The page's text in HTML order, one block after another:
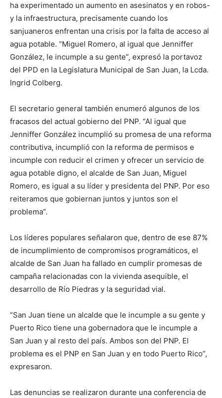
ha experimentado un aumento en asesinatos y en robos-
y la infraestructura, precisamente cuando los
sanjuaneros enfrentan una crisis por la falta de acceso al
agua potable. “Miguel Romero, al igual que Jenniffer
González, le incumple a su gente”, expresó la portavoz
del PPD en la Legislatura Municipal de San Juan, la Lcda.
Ingrid Colberg.
El secretario general también enumeró algunos de los
fracasos del actual gobierno del PNP. “Al igual que
Jenniffer González incumplió su promesa de una reforma
contributiva, incumplió con la reforma de permisos e
incumple con reducir el crimen y ofrecer un servicio de
agua potable digno, el alcalde de San Juan, Miguel
Romero, es igual a su líder y presidenta del PNP. Por eso
reiteramos que gobiernan juntos y juntos son el
problema”.
Los líderes populares señalaron que, dentro de ese 87%
de incumplimiento de compromisos programáticos, el
alcalde de San Juan ha fallado en cumplir promesas de
campaña relacionadas con la vivienda asequible, el
desarrollo de Río Piedras y la seguridad vial.
“San Juan tiene un alcalde que le incumple a su gente y
Puerto Rico tiene una gobernadora que le incumple a
San Juan y al resto del país. Ambos son del PNP. El
problema es el PNP en San Juan y en todo Puerto Rico”,
expresaron.
Las denuncias se realizaron durante una conferencia de